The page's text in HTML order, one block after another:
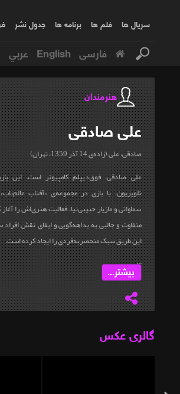
سریال ها فلم ها برنامه ها جدول نشر
فارسی English عربي
هنرمندان
علیصادقی
صادقی، علی (زاده‌ی 14 آذر 1359، تهران)
علی صادقی، فوق‌دیپلم کامپیوتر است. این
سماواتی و مازیار حبیبی‌نیا، فعالیت هنری‌اش را
متفاوت و جالبی به بداهه‌گویی و ایفای نقش افراد
این طریق سبک منحصربه‌فردی را ایجاد کرده‌ است.
...
بیشتر...
گالری عکس